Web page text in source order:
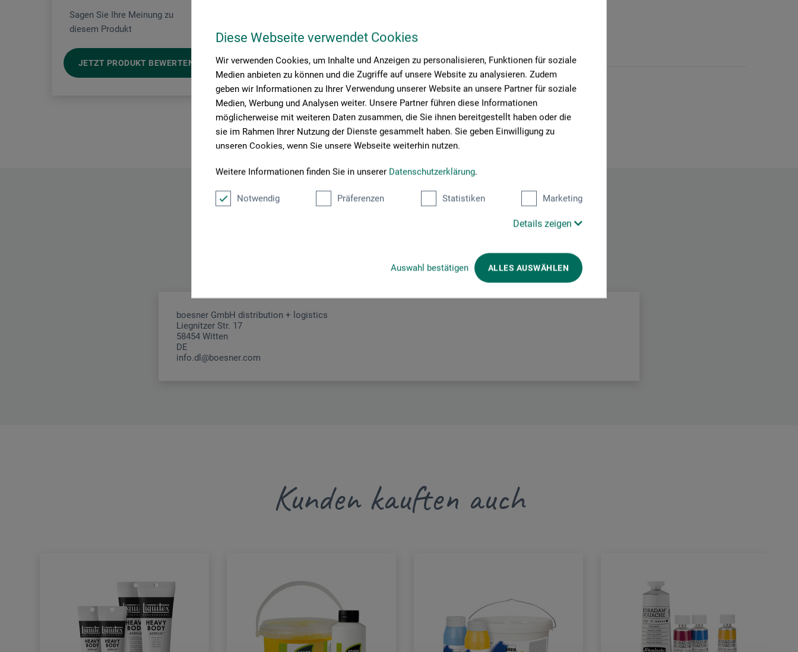
Diese Webseite verwendet Cookies
Wir verwenden Cookies, um Inhalte und Anzeigen zu personalisieren, Funktionen für soziale
Medien anbieten zu können und die Zugriffe auf unsere Website zu analysieren. Zudem
geben wir Informationen zu Ihrer Verwendung unserer Website an unsere Partner für soziale
Medien, Werbung und Analysen weiter. Unsere Partner führen diese Informationen
möglicherweise mit weiteren Daten zusammen, die Sie ihnen bereitgestellt haben oder die
sie im Rahmen Ihrer Nutzung der Dienste gesammelt haben. Sie geben Einwilligung zu
unseren Cookies, wenn Sie unsere Webseite weiterhin nutzen.
Weitere Informationen finden Sie in unserer Datenschutzerklärung.
Notwendig Präferenzen Statistiken Marketing
Details zeigen
Auswahl bestätigen ALLES AUSWÄHLEN
Sagen Sie Ihre Meinung zu
diesem Produkt
JETZT PRODUKT BEWERTEN
Hier finden Sie die Kontaktdaten des Herstellers zu diesem Produkt.
boesner GmbH distribution + logistics
Liegnitzer Str. 17
58454 Witten
DE
info.dl@boesner.com
Kunden kauften auch